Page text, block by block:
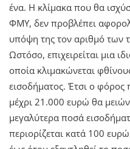
ένα. Η κλίμακα που θα
ΦΜΥ, δεν προβλέπει
υπόψη της τον αριθμό των
Ωστόσο, επιχειρείται μια
οποία κλιμακώνεται
εισοδήματος. Έτσι ο
μέχρι 21.000 ευρώ θα
μεγαλύτερα ποσά
περιορίζεται κατά 100